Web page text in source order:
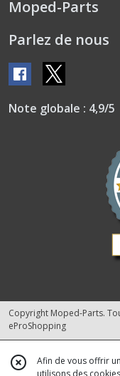
Moped-Parts
Parlez de nous
Note globale : 4,9/5
Copyright Moped-Parts.
eProShopping
Afin de vous offrir
utilisons des